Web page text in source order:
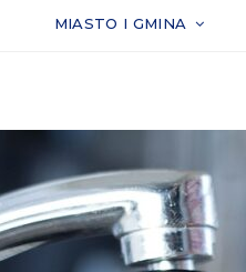
MIASTO I GMINA